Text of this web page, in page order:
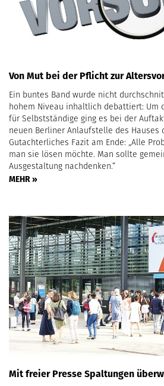
Von Mut bei der Pflicht zur
Ein buntes Band wurde nicht
hohem Niveau inhaltlich debattiert: Um
für Selbstständige ging es bei der
neuen Berliner Anlaufstelle des Hauses
Gutachterliches Fazit am Ende: „Alle
man sie lösen möchte. Man sollte
Ausgestaltung nachdenken.“
MEHR »
Mit freier Presse Spaltungen